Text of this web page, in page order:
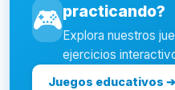
🎮practicando?
Explora nuestros
ejercicios
Juegos educativos ➔